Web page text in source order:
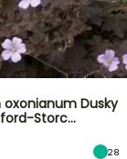
Dusky
Storc…
28